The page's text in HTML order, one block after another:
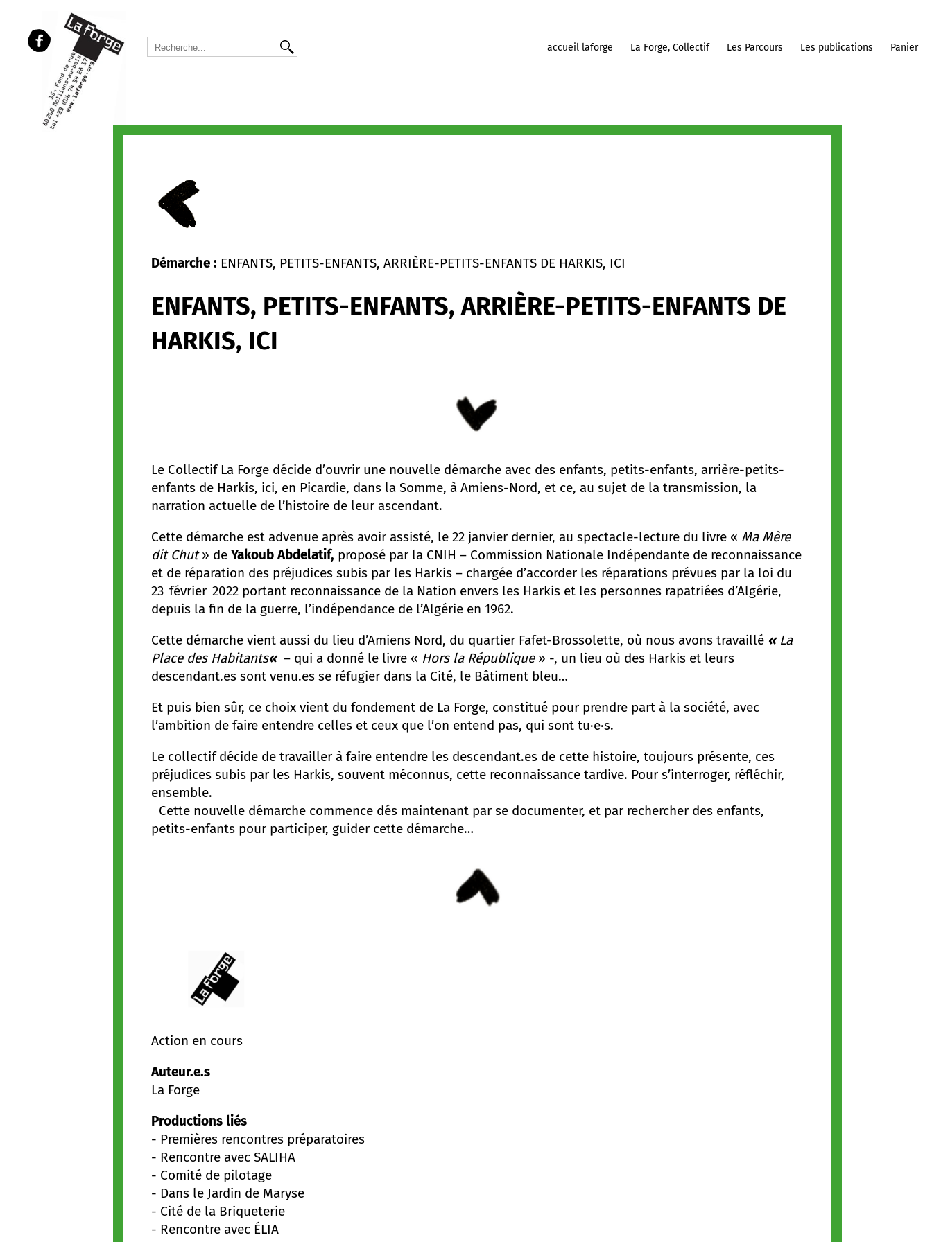
accueil laforge La Forge, Collectif Les Parcours Les publications Panier
Démarche : ENFANTS, PETITS-ENFANTS, ARRIÈRE-PETITS-ENFANTS DE HARKIS, ICI
ENFANTS, PETITS-ENFANTS, ARRIÈRE-PETITS-ENFANTS DE
HARKIS, ICI
Le Collectif La Forge décide d’ouvrir une nouvelle démarche avec des enfants, petits-enfants, arrière-petits-
enfants de Harkis, ici, en Picardie, dans la Somme, à Amiens-Nord, et ce, au sujet de la transmission, la
narration actuelle de l’histoire de leur ascendant.
Cette démarche est advenue après avoir assisté, le 22 janvier dernier, au spectacle-lecture du livre « Ma Mère
dit Chut» de Yakoub Abdelatif, proposé par la CNIH – Commission Nationale Indépendante de reconnaissance
et de réparation des préjudices subis par les Harkis – chargée d’accorder les réparations prévues par la loi du
23 février 2022 portant reconnaissance de la Nation envers les Harkis et les personnes rapatriées d’Algérie,
depuis la fin de la guerre, l’indépendance de l’Algérie en 1962.
Cette démarche vient aussi du lieu d’Amiens Nord, du quartier Fafet-Brossolette, où nous avons travaillé « La
Place des Habitants« – qui a donné le livre « Hors la République» -, un lieu où des Harkis et leurs
descendant.es sont venu.es se réfugier dans la Cité, le Bâtiment bleu…
Et puis bien sûr, ce choix vient du fondement de La Forge, constitué pour prendre part à la société, avec
l’ambition de faire entendre celles et ceux que l’on entend pas, qui sont tu·e·s.
Le collectif décide de travailler à faire entendre les descendant.es de cette histoire, toujours présente, ces
préjudices subis par les Harkis, souvent méconnus, cette reconnaissance tardive. Pour s’interroger, réfléchir,
ensemble.
Cette nouvelle démarche commence dés maintenant par se documenter, et par rechercher des enfants,
petits-enfants pour participer, guider cette démarche…
Action en cours
Auteur.e.s
La Forge
Productions liés
- Premières rencontres préparatoires
- Rencontre avec SALIHA
- Comité de pilotage
- Dans le Jardin de Maryse
- Cité de la Briqueterie
- Rencontre avec ÉLIA